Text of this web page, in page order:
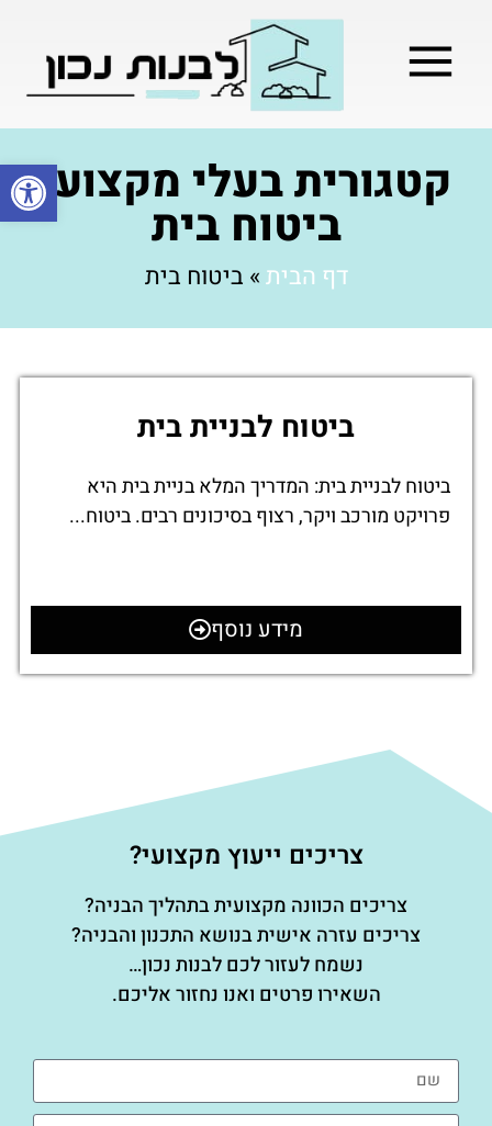
פתחקטגורית בעלי מקצוע:
ביטוח בית
דף הבית» ביטוח בית
ביטוח לבניית בית
ביטוח לבניית בית: המדריך המלא בניית בית היא
פרויקט מורכב ויקר, רצוף בסיכונים רבים. ביטוח...
מידע נוסף
צריכים ייעוץ מקצועי?
צריכים הכוונה מקצועית בתהליך הבניה?
צריכים עזרה אישית בנושא התכנון והבניה?
נשמח לעזור לכם לבנות נכון…
השאירו פרטים ואנו נחזור אליכם.